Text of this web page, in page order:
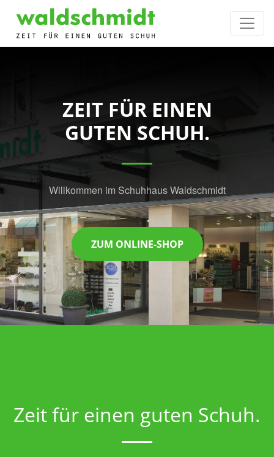
ZEIT FÜR EINEN
GUTEN SCHUH.
Willkommen im Schuhhaus Waldschmidt
ZUM ONLINE-SHOP
Zeit für einen guten Schuh.